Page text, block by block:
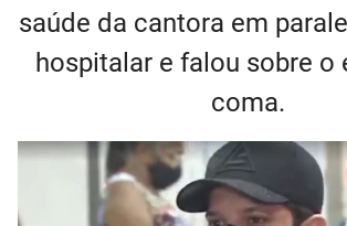
saúde da cantora em
hospitalar e falou sobre o
coma.